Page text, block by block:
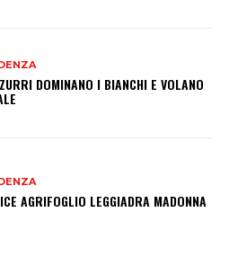
DOMINANO I BIANCHI E VOLANO
AGRIFOGLIO LEGGIADRA MADONNA